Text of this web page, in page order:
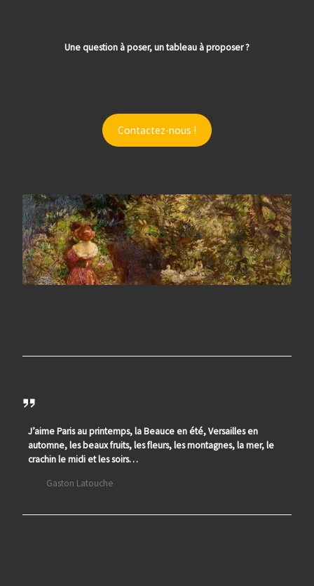
Une question à poser, un tableau à proposer ?
Contactez-nous !
J’aime Paris au printemps, la Beauce en été, Versailles en
automne, les beaux fruits, les fleurs, les montagnes, la mer, le
crachin le midi et les soirs…
Gaston Latouche